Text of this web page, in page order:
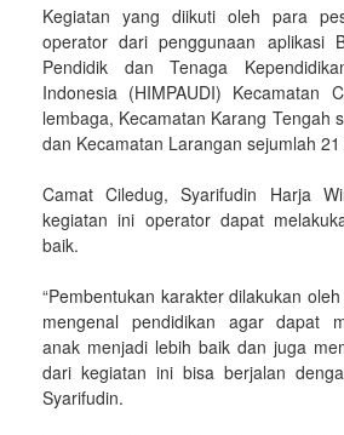
Kegiatan yang diikuti oleh para
operator dari penggunaan aplikasi
Pendidik dan Tenaga
Indonesia (HIMPAUDI) Kecamatan
lembaga, Kecamatan Karang Tengah
dan Kecamatan Larangan sejumlah
Camat Ciledug, Syarifudin Harja
kegiatan ini operator dapat
baik.
“Pembentukan karakter dilakukan
mengenal pendidikan agar dapat
anak menjadi lebih baik dan juga
dari kegiatan ini bisa berjalan
Syarifudin.